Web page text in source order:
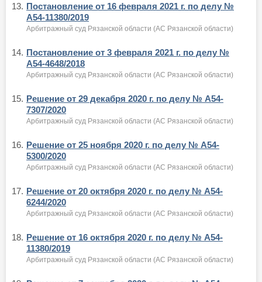
13. Постановление от 16 февраля 2021 г. по делу №
А54-11380/2019
Арбитражный суд Рязанской области (АС Рязанской области)
14. Постановление от 3 февраля 2021 г. по делу №
А54-4648/2018
Арбитражный суд Рязанской области (АС Рязанской области)
15. Решение от 29 декабря 2020 г. по делу № А54-
7307/2020
Арбитражный суд Рязанской области (АС Рязанской области)
16. Решение от 25 ноября 2020 г. по делу № А54-
5300/2020
Арбитражный суд Рязанской области (АС Рязанской области)
17. Решение от 20 октября 2020 г. по делу № А54-
6244/2020
Арбитражный суд Рязанской области (АС Рязанской области)
18. Решение от 16 октября 2020 г. по делу № А54-
11380/2019
Арбитражный суд Рязанской области (АС Рязанской области)